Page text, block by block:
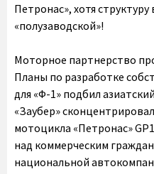
Петронас», хотя
«полузаводской»!
Моторное партнерство
Планы по разработке
для «Ф-1» подбил
«Заубер»
мотоцикла «Петронас»
над коммерческим
национальной